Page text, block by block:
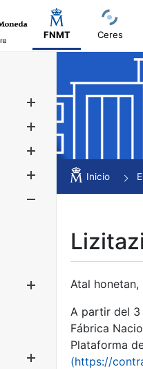
FNMT Ceres
Erakutsi/
Erakutsi/
Erakutsi/
Inicio
Atal
A partir del 3
Fábrica
Plataforma
(https://